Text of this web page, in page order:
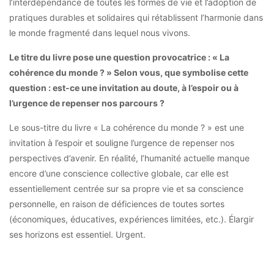
l’interdépendance de toutes les formes de vie et l’adoption de
pratiques durables et solidaires qui rétablissent l’harmonie dans
le monde fragmenté dans lequel nous vivons.
Le titre du livre pose une question provocatrice : « La
cohérence du monde ? » Selon vous, que symbolise cette
question : est-ce une invitation au doute, à l’espoir ou à
l’urgence de repenser nos parcours ?
Le sous-titre du livre « La cohérence du monde ? » est une
invitation à l’espoir et souligne l’urgence de repenser nos
perspectives d’avenir. En réalité, l’humanité actuelle manque
encore d’une conscience collective globale, car elle est
essentiellement centrée sur sa propre vie et sa conscience
personnelle, en raison de déficiences de toutes sortes
(économiques, éducatives, expériences limitées, etc.). Élargir
ses horizons est essentiel. Urgent.